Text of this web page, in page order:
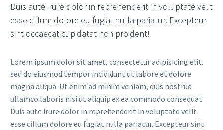
Duis aute irure dolor in reprehenderit in voluptate velit
esse cillum dolore eu fugiat nulla pariatur. Excepteur
sint occaecat cupidatat non proident!
Lorem ipsum dolor sit amet, consectetur adipisicing elit,
sed do eiusmod tempor incididunt ut labore et dolore
magna aliqua. Ut enim ad minim veniam, quis nostrud
ullamco laboris nisi ut aliquip ex ea commodo consequat.
Duis aute irure dolor in reprehenderit in voluptate velit
esse cillum dolore eu fugiat nulla pariatur. Excepteur sint